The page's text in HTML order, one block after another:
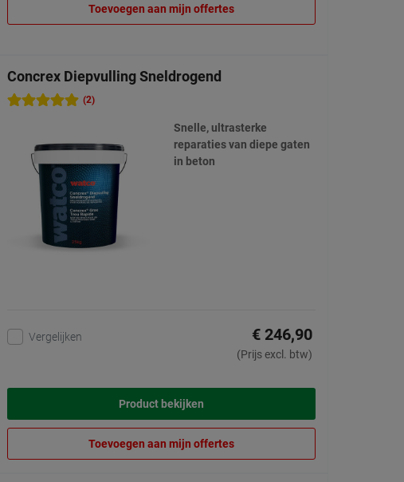
Toevoegen aan mijn offertes
Concrex Diepvulling Sneldrogend
(2)
Snelle, ultrasterke
reparaties van diepe gaten
in beton
Vergelijken € 246,90
(Prijs excl. btw)
Product bekijken
Toevoegen aan mijn offertes